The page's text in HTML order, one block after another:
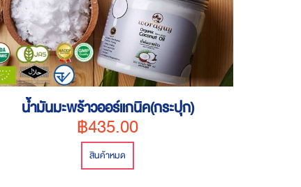
น้ำมันมะพร้าวออร์แกนิค(กระปุก)
฿435.00
สินค้าหมด